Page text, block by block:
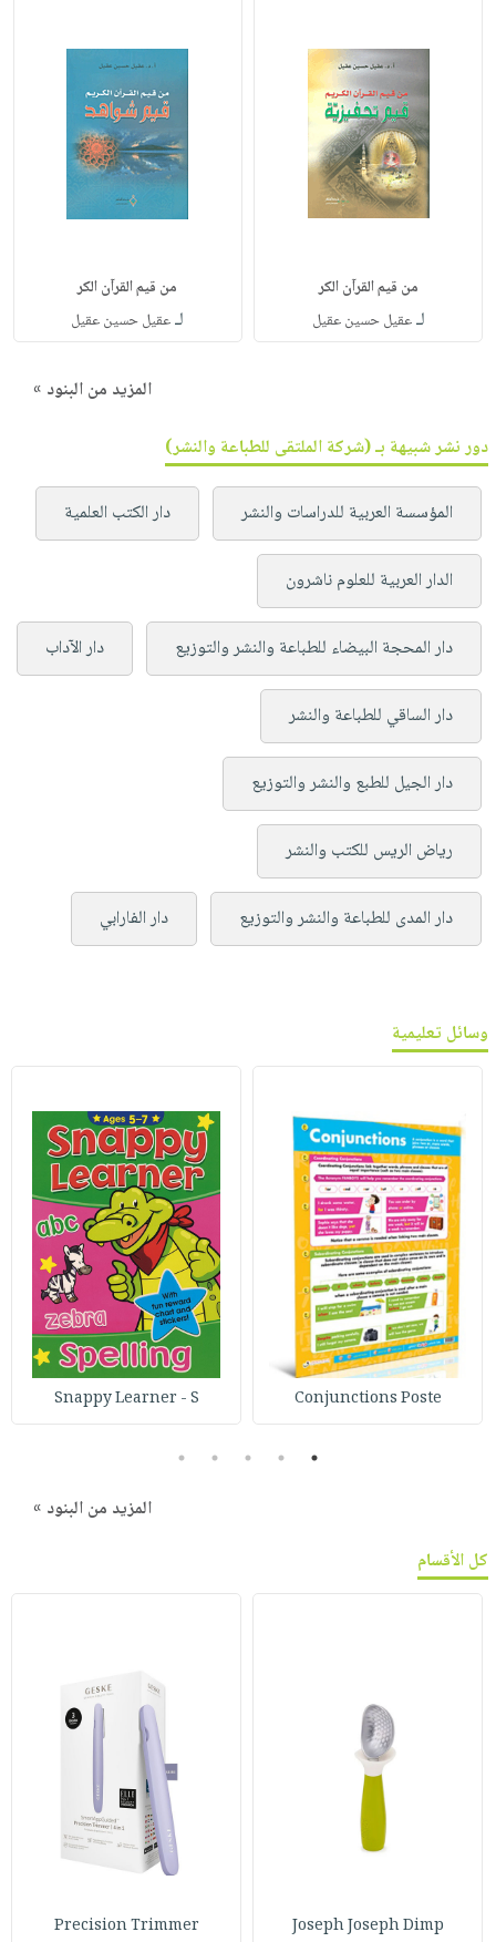
من قيم القرآن الكر
لـعقيل حسين عقيل
من قيم القرآن الكر
لـعقيل حسين عقيل
المزيد من البنود »
دور نشر شبيهة بـ (شركة الملتقى للطباعة والنشر)
المؤسسة العربية للدراسات والنشر دار الكتب العلمية
الدار العربية للعلوم ناشرون
دار المحجة البيضاء للطباعة والنشر والتوزيع دار الآداب
دار الساقي للطباعة والنشر
دار الجيل للطبع والنشر والتوزيع
رياض الريس للكتب والنشر
دار المدى للطباعة والنشر والتوزيع دار الفارابي
وسائل تعليمية
Conjunctions Poste
Snappy Learner - S
1
2
3
4
5
المزيد من البنود »
كل الأقسام
Joseph Joseph Dimp
Precision Trimmer